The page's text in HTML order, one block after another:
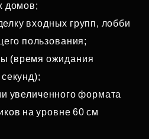
домов;
входных групп, лобби
пользования;
(время ожидания
увеличенного формата
на уровне 60 см